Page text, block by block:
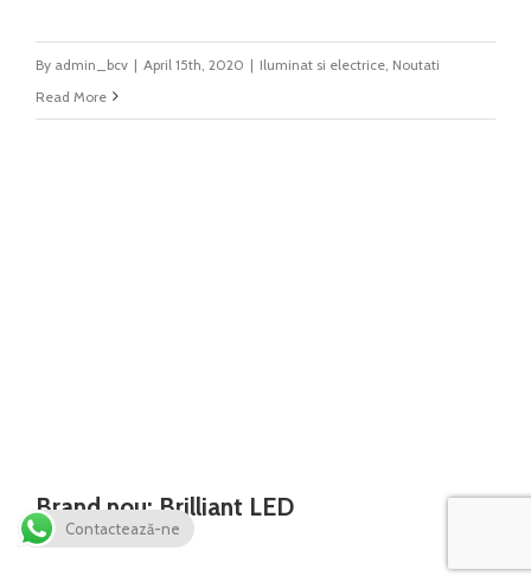
By admin_bcv | April 15th, 2020 | Iluminat si electrice Noutati
Read More
Brand nou: Brilliant LED
Contactează-ne